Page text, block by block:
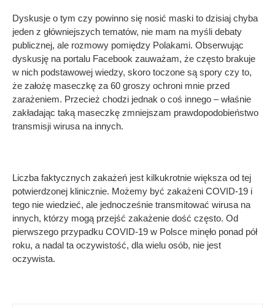
Dyskusje o tym czy powinno się nosić maski to dzisiaj chyba
jeden z główniejszych tematów, nie mam na myśli debaty
publicznej, ale rozmowy pomiędzy Polakami. Obserwując
dyskusję na portalu Facebook zauważam, że często brakuje
w nich podstawowej wiedzy, skoro toczone są spory czy to,
że założę maseczkę za 60 groszy ochroni mnie przed
zarażeniem. Przecież chodzi jednak o coś innego – właśnie
zakładając taką maseczkę zmniejszam prawdopodobieństwo
transmisji wirusa na innych.
Liczba faktycznych zakażeń jest kilkukrotnie większa od tej
potwierdzonej klinicznie. Możemy być zakażeni COVID-19 i
tego nie wiedzieć, ale jednocześnie transmitować wirusa na
innych, którzy mogą przejść zakażenie dość często. Od
pierwszego przypadku COVID-19 w Polsce minęło ponad pół
roku, a nadal ta oczywistość, dla wielu osób, nie jest
oczywista.